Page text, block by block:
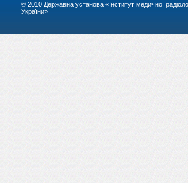
© 2010 Державна установа «Інститут медичної
України»